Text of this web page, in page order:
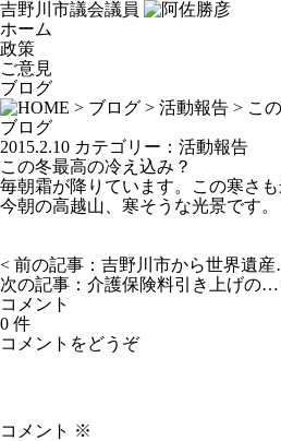
吉野川市議会議員
ホーム
政策
ご意見
ブログ
> ブログ > 活動報告 > こ
ブログ
2015.2.10 カテゴリー： 活動報告
この冬最高の冷え込み？
毎朝霜が降りています。この寒さ
今朝の高越山、寒そうな光景です。
< 前の記事： 吉野川市から世界遺
次の記事： 介護保険料引き上げの…
コメント
0 件
コメントをどうぞ
コメント ※